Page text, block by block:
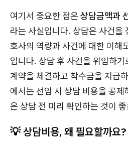
여기서 중요한 점은 상담금액과
라는 사실입니다. 상담은 사건을
호사의 역량과 사건에 대한 이해
입니다. 상담 후 사건을 위임하
계약을 체결하고 착수금을 지급
에서는 선임 시 상담 비용을 공
은 상담 전 미리 확인하는 것이
💡 상담비용, 왜 필요할까요?